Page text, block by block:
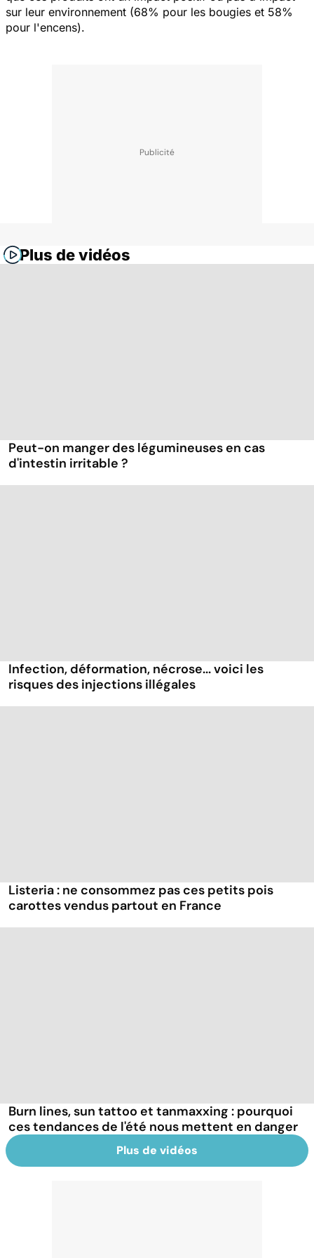
sur leur environnement (68% pour les bougies et 58%
pour l'encens).
Plus de vidéos
Peut-on manger des légumineuses en cas
d'intestin irritable ?
Infection, déformation, nécrose... voici les
risques des injections illégales
Listeria : ne consommez pas ces petits pois
carottes vendus partout en France
Burn lines, sun tattoo et tanmaxxing : pourquoi
ces tendances de l'été nous mettent en danger
Plus de vidéos